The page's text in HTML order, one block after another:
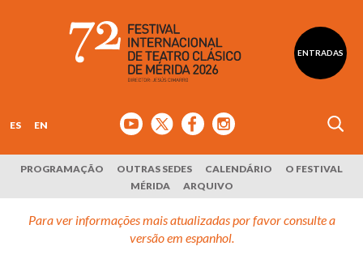
ENTRADAS
ES EN
PROGRAMAÇÃO OUTRAS SEDES CALENDÁRIO
O FESTIVAL
MÉRIDA
ARQUIVO
Para ver informações mais atualizadas por favor consulte a
versão em espanhol.